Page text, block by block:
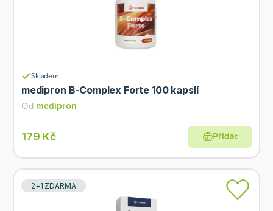
Skladem
medipron B-Complex Forte 100 kapslí
Od medipron
179 Kč Přidat
2+1 ZDARMA